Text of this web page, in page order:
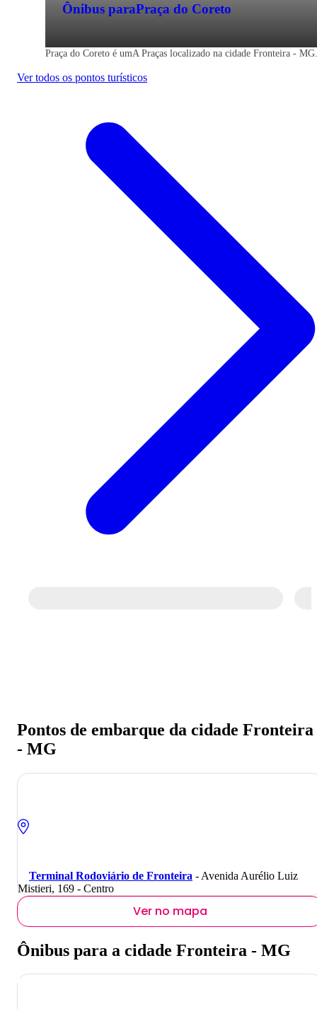
Fronteira - MG
Economize na viagem de ônibus para
Fronteira - MG. Reserve agora, online e
sem filas. Mais barato que a passagem na
Ônibus paraPraça do Coreto
Praça do Coreto é umA Praças localizado na cidade Fronteira - MG.
Ver todos os pontos turísticos
Pontos de embarque da cidade Fronteira
- MG
Terminal Rodoviário de Fronteira - Avenida Aurélio Luiz
Mistieri, 169 - Centro
Ver no mapa
Ônibus para a cidade Fronteira - MG